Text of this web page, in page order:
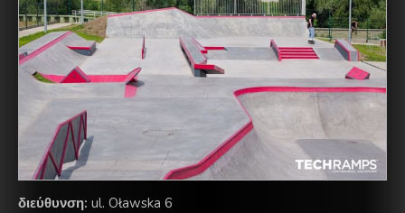
διεύθυνση: ul. Oławska 6